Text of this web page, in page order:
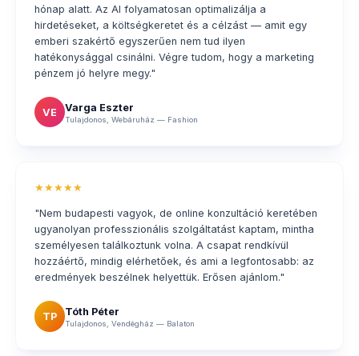
hónap alatt. Az AI folyamatosan optimalizálja a
hirdetéseket, a költségkeretet és a célzást — amit egy
emberi szakértő egyszerűen nem tud ilyen
hatékonysággal csinálni. Végre tudom, hogy a marketing
pénzem jó helyre megy."
VE Varga Eszter
Tulajdonos, Webáruház — Fashion
★★★★★
"Nem budapesti vagyok, de online konzultáció keretében
ugyanolyan professzionális szolgáltatást kaptam, mintha
személyesen találkoztunk volna. A csapat rendkívül
hozzáértő, mindig elérhetőek, és ami a legfontosabb: az
eredmények beszélnek helyettük. Erősen ajánlom."
TP Tóth Péter
Tulajdonos, Vendégház — Balaton